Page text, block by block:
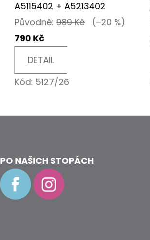
A5115402 + A5213402
Původně:989 Kč
(–20 %)
790 Kč
DETAIL
Kód: 5127/26
PO NAŠICH STOPÁCH